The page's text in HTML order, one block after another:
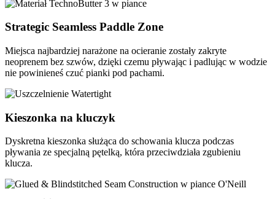
Strategic Seamless Paddle Zone
Miejsca najbardziej narażone na ocieranie zostały zakryte
neoprenem bez szwów, dzięki czemu pływając i padlując w wodzie
nie powinieneś czuć pianki pod pachami.
Kieszonka na kluczyk
Dyskretna kieszonka służąca do schowania klucza podczas
pływania ze specjalną pętelką, która przeciwdziała zgubieniu
klucza.